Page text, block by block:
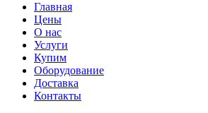
Главная
Цены
О нас
Услуги
Купим
Оборудование
Доставка
Контакты